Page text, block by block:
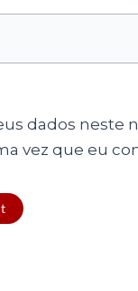
dados neste
vez que eu